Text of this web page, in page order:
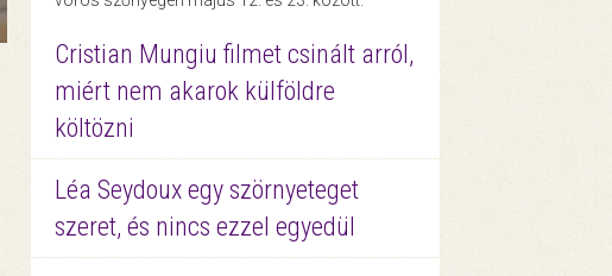
Cristian Mungiu filmet csinált arról,
miért nem akarok külföldre
költözni
Léa Seydoux egy szörnyeteget
szeret, és nincs ezzel egyedül